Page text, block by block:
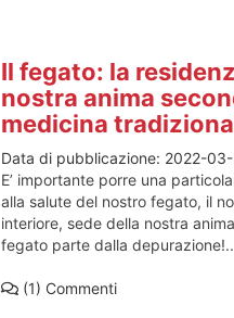
Il fegato: la
nostra anima
medicina
Data di pubblicazione: 2022-03-
E’ importante porre una
alla salute del nostro fegato, il
interiore, sede della nostra
fegato parte dalla
(1) Commenti